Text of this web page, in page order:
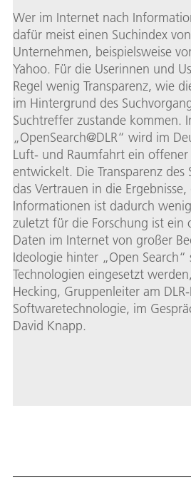
Wer im Internet nach
dafür meist einen Suchindex
Unternehmen, beispielsweise
Yahoo. Für die Userinnen und
Regel wenig Transparenz, wie
im Hintergrund des
Suchtreffer zustande kommen.
„OpenSearch@DLR“ wird im
Luft- und Raumfahrt ein offener
entwickelt. Die Transparenz
das Vertrauen in die
Informationen ist dadurch
zuletzt für die Forschung ist ein
Daten im Internet von großer
Ideologie hinter „Open
Technologien eingesetzt
Hecking, Gruppenleiter am
Softwaretechnologie, im
David Knapp.